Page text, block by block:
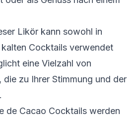
Likör kann sowohl in
Cocktails verwendet
eine Vielzahl von
die zu Ihrer Stimmung und der
de Cacao Cocktails werden